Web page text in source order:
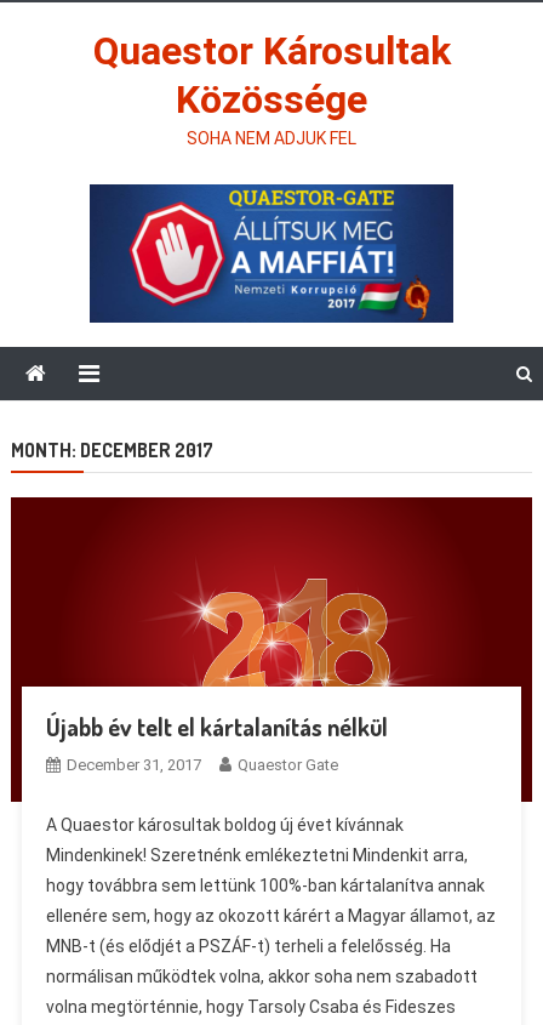
Quaestor Károsultak
Közössége
SOHA NEM ADJUK FEL
MONTH: DECEMBER 2017
Újabb év telt el kártalanítás nélkül
December 31, 2017 Quaestor Gate
A Quaestor károsultak boldog új évet kívánnak
Mindenkinek! Szeretnénk emlékeztetni Mindenkit arra,
hogy továbbra sem lettünk 100%-ban kártalanítva annak
ellenére sem, hogy az okozott kárért a Magyar államot, az
MNB-t (és elődjét a PSZÁF-t) terheli a felelősség. Ha
normálisan működtek volna, akkor soha nem szabadott
volna megtörténnie, hogy Tarsoly Csaba és Fideszes